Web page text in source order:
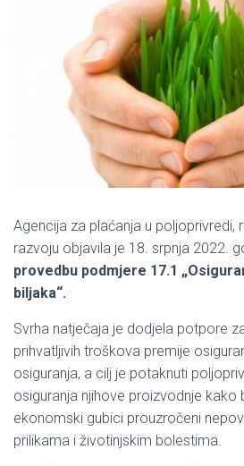
Agencija za plaćanja u poljoprivredi,
razvoju objavila je 18. srpnja 2022.
provedbu podmjere 17.1
biljaka“.
Svrha natječaja je dodjela potpore
prihvatljivih troškova premije
osiguranja, a cilj je potaknuti
osiguranja njihove proizvodnje kako
ekonomski gubici prouzročeni
prilikama i životinjskim bolestima.